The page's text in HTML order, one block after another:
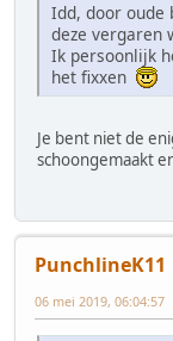
Idd, door oude
deze vergaren
Ik persoonlijk
het fixxen
Je bent niet de
schoongemaakt
PunchlineK11
06 mei 2019, 06:04:57